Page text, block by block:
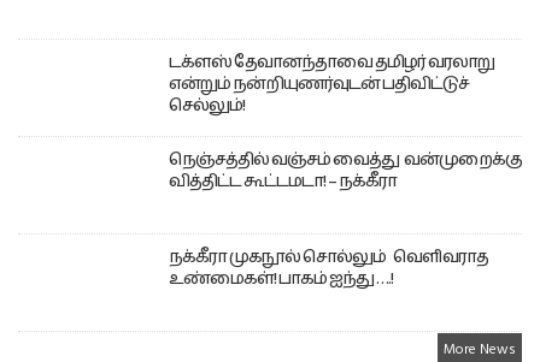
டக்ளஸ் தேவானந்தாவை தமிழர் வரலாறு
என்றும் நன்றியுணர்வுடன் பதிவிட்டுச்
செல்லும்!
நெஞ்சத்தில் வஞ்சம் வைத்து வன்முறைக்கு
வித்திட்ட கூட்டமடா! – நக்கீரா
நக்கீரா முகநூல் சொல்லும் வெளிவராத
உண்மைகள்! பாகம் ஐந்து ….!
More News